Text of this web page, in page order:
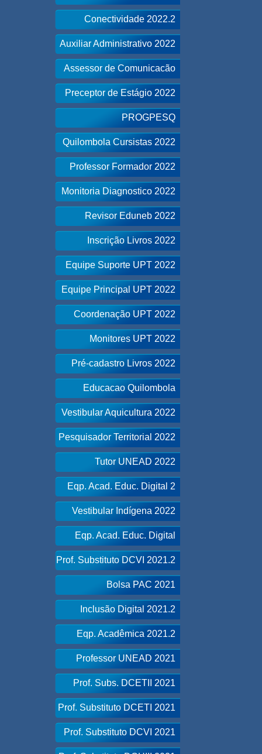
Conectividade 2022.2
Auxiliar Administrativo 2022
Assessor de Comunicacão
Preceptor de Estágio 2022
PROGPESQ
Quilombola Cursistas 2022
Professor Formador 2022
Monitoria Diagnostico 2022
Revisor Eduneb 2022
Inscrição Livros 2022
Equipe Suporte UPT 2022
Equipe Principal UPT 2022
Coordenação UPT 2022
Monitores UPT 2022
Pré-cadastro Livros 2022
Educacao Quilombola
Vestibular Aquicultura 2022
Pesquisador Territorial 2022
Tutor UNEAD 2022
Eqp. Acad. Educ. Digital 2
Vestibular Indígena 2022
Eqp. Acad. Educ. Digital
Prof. Substituto DCVI 2021.2
Bolsa PAC 2021
Inclusão Digital 2021.2
Eqp. Acadêmica 2021.2
Professor UNEAD 2021
Prof. Subs. DCETII 2021
Prof. Substituto DCETI 2021
Prof. Substituto DCVI 2021